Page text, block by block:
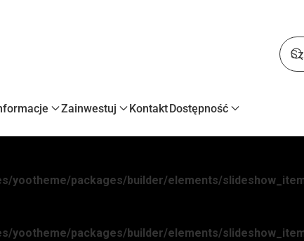
Zainwestuj KontaktDostępność
yootheme/packages/builder/elements/
yootheme/packages/builder/elements/